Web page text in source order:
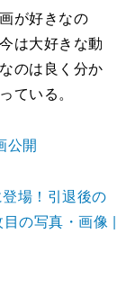
が好きなの
は大好きな動
のは良く分か
ている。
公開
場！引退後の
の写真・画像 |